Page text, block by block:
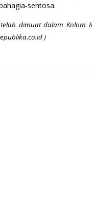
sentosa.
dimuat dalam Kolom
)